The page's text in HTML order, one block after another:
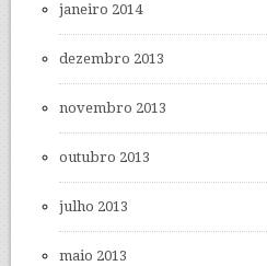
janeiro 2014
dezembro 2013
novembro 2013
outubro 2013
julho 2013
maio 2013